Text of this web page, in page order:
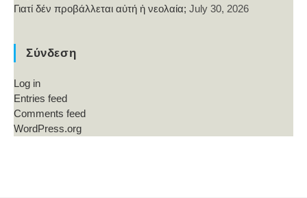
Γιατί δέν προβάλλεται αὐτή ἡ νεολαία; July 30, 2026
Σύνδεση
Log in
Entries feed
Comments feed
WordPress.org